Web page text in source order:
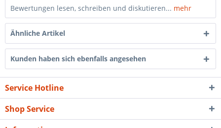
Bewertungen lesen, schreiben und diskutieren... mehr
Ähnliche Artikel
Kunden haben sich ebenfalls angesehen
Service Hotline
Shop Service